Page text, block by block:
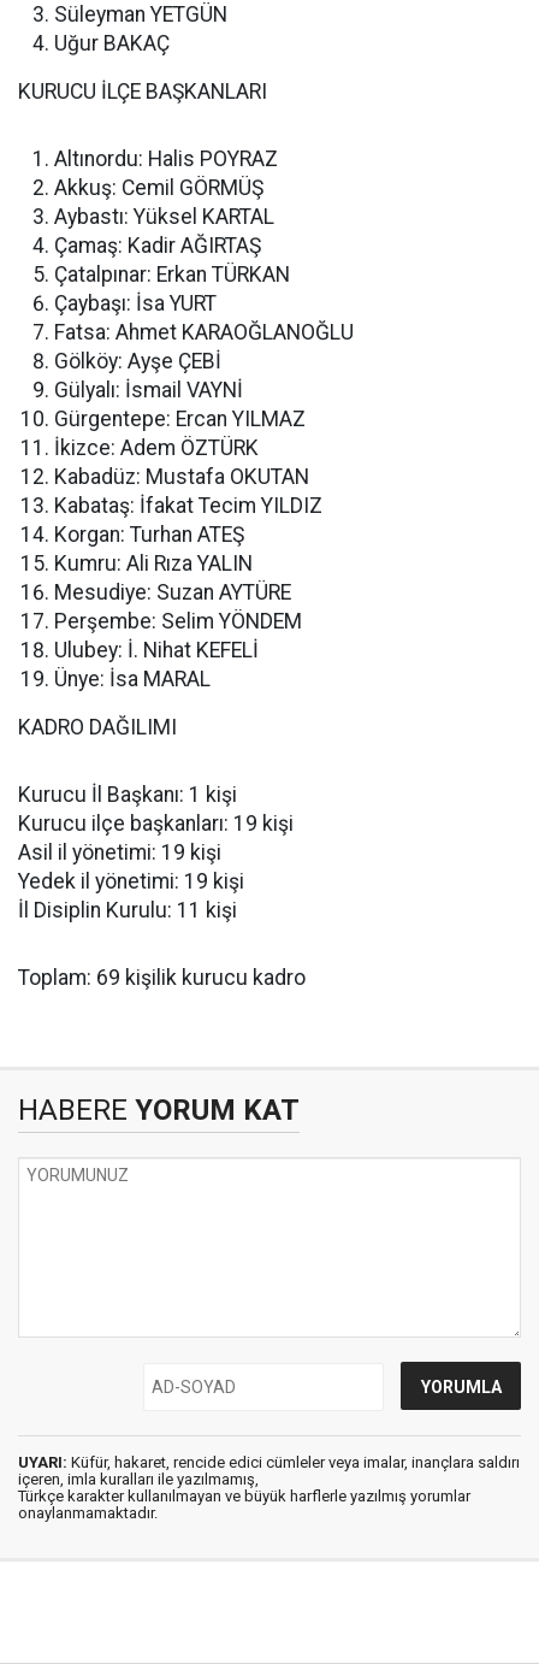
Süleyman YETGÜN
Uğur BAKAÇ
KURUCU İLÇE BAŞKANLARI
Altınordu: Halis POYRAZ
Akkuş: Cemil GÖRMÜŞ
Aybastı: Yüksel KARTAL
Çamaş: Kadir AĞIRTAŞ
Çatalpınar: Erkan TÜRKAN
Çaybaşı: İsa YURT
Fatsa: Ahmet KARAOĞLANOĞLU
Gölköy: Ayşe ÇEBİ
Gülyalı: İsmail VAYNİ
Gürgentepe: Ercan YILMAZ
İkizce: Adem ÖZTÜRK
Kabadüz: Mustafa OKUTAN
Kabataş: İfakat Tecim YILDIZ
Korgan: Turhan ATEŞ
Kumru: Ali Rıza YALIN
Mesudiye: Suzan AYTÜRE
Perşembe: Selim YÖNDEM
Ulubey: İ. Nihat KEFELİ
Ünye: İsa MARAL
KADRO DAĞILIMI
Kurucu İl Başkanı: 1 kişi
Kurucu ilçe başkanları: 19 kişi
Asil il yönetimi: 19 kişi
Yedek il yönetimi: 19 kişi
İl Disiplin Kurulu: 11 kişi
Toplam: 69 kişilik kurucu kadro
HABERE YORUM KAT
UYARI: Küfür, hakaret, rencide edici cümleler veya imalar, inançlara saldırı
içeren, imla kuralları ile yazılmamış,
Türkçe karakter kullanılmayan ve büyük harflerle yazılmış yorumlar
onaylanmamaktadır.